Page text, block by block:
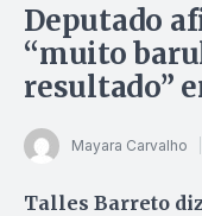
Deputado
“muito
resultado”
Mayara Carvalho
Talles Barreto